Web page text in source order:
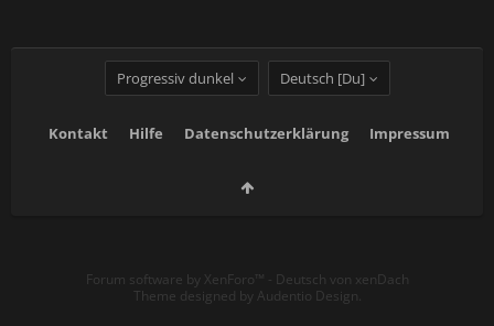
Progressiv dunkel Deutsch [Du]
Kontakt Hilfe Datenschutzerklärung Impressum
Forum software by XenForo™ - Deutsch von xenDach
Theme designed by Audentio Design.